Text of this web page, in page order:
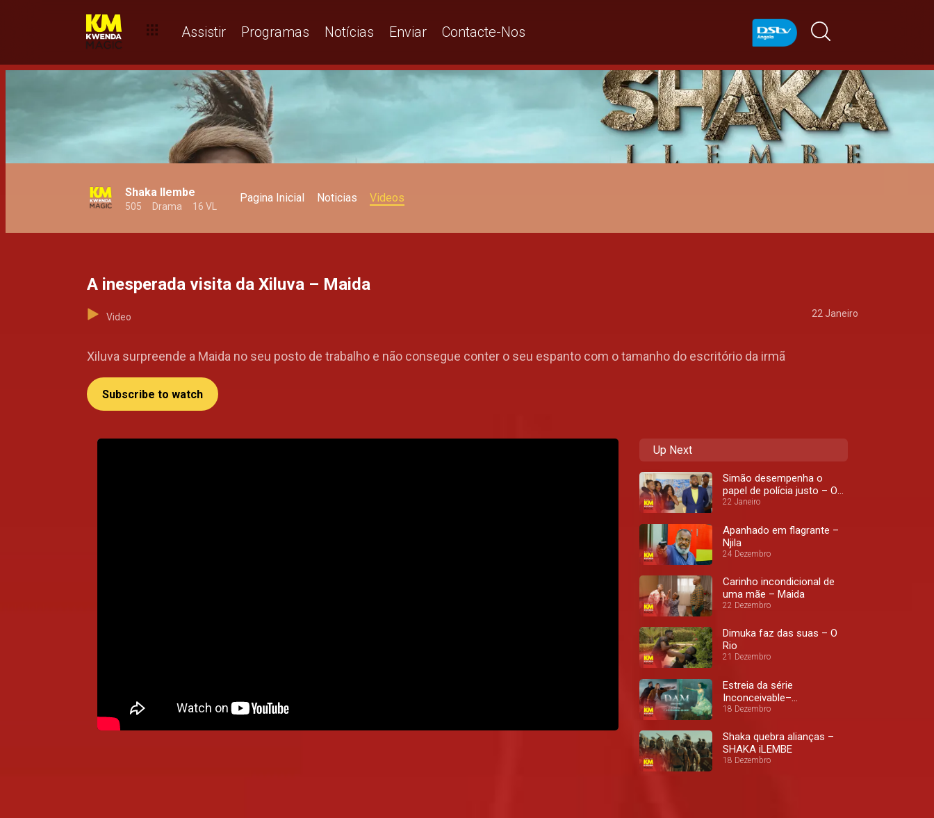
Assistir Programas Notícias Enviar Contacte-Nos
Shaka Ilembe
505 Drama 16 VL
Pagina Inicial Noticias Videos
A inesperada visita da Xiluva – Maida
Video 22 Janeiro
Xiluva surpreende a Maida no seu posto de trabalho e não consegue conter o seu espanto com o tamanho do escritório da irmã
Subscribe to watch
Up Next
Simão desempenha o
papel de polícia justo – O
Rio
22 Janeiro
Apanhado em flagrante –
Njila
24 Dezembro
Carinho incondicional de
uma mãe – Maida
22 Dezembro
Dimuka faz das suas – O
Rio
21 Dezembro
Estreia da série
Inconceivable–
Inconceivable
18 Dezembro
Shaka quebra alianças –
SHAKA iLEMBE
18 Dezembro